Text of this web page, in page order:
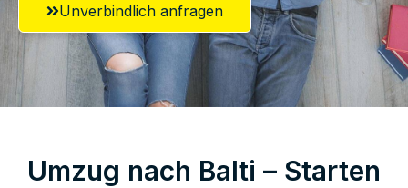
Unverbindlich anfragen
Umzug nach Balti – Starten